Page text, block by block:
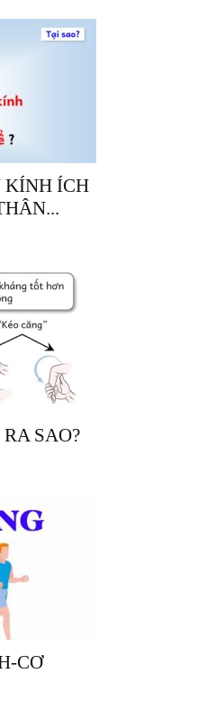
KÍNH ÍCH
SAO?
CƠ